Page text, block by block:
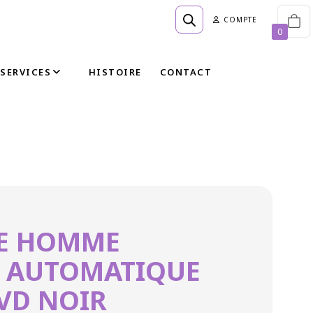
COMPTE
SERVICES HISTOIRE CONTACT
HOMME
AUTOMATIQUE
NOIR
NOIR
0